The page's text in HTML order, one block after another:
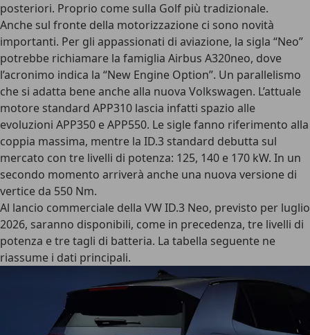
posteriori. Proprio come sulla Golf più tradizionale.
Anche sul fronte della motorizzazione ci sono novità
importanti. Per gli appassionati di aviazione, la sigla “Neo”
potrebbe richiamare la famiglia Airbus A320neo, dove
l’acronimo indica la “New Engine Option”. Un parallelismo
che si adatta bene anche alla nuova Volkswagen. L’attuale
motore standard APP310 lascia infatti spazio alle
evoluzioni APP350 e APP550. Le sigle fanno riferimento alla
coppia massima, mentre la ID.3 standard debutta sul
mercato con tre livelli di potenza: 125, 140 e 170 kW. In un
secondo momento arriverà anche una nuova versione di
vertice da 550 Nm.
Al lancio commerciale della VW ID.3 Neo, previsto per luglio
2026, saranno disponibili, come in precedenza, tre livelli di
potenza e tre tagli di batteria. La tabella seguente ne
riassume i dati principali.